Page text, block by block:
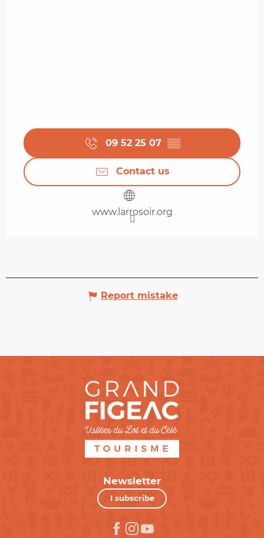
09 52 25 07 ▒▒
Contact us
www.larrosoir.org
Report mistake
Newsletter
I subscribe